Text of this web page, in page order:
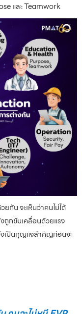
และ Teamwork
กัน จะเห็นว่าคนไม่ได้
ถูกขับเคลื่อนด้วยแรง
งเป็นกุญแจสำคัญก่อนจะ